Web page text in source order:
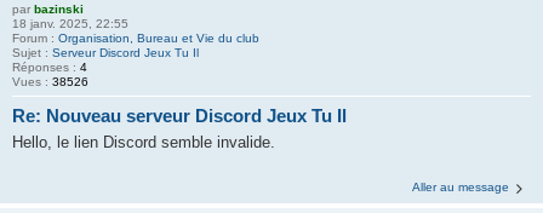
par bazinski
18 janv. 2025, 22:55
Forum : Organisation, Bureau et Vie du club
Sujet : Serveur Discord Jeux Tu Il
Réponses : 4
Vues : 38526
Re: Nouveau serveur Discord Jeux Tu Il
Hello, le lien Discord semble invalide.
Aller au message